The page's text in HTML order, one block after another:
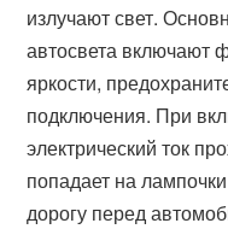
излучают свет.
автосвета включают
яркости,
подключения. При
электрический ток
попадает на
дорогу перед